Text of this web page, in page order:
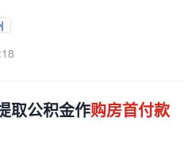
取公积金作购房首付款